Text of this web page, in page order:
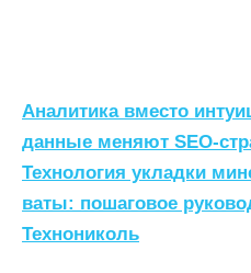
Н
а
в
и
Аналитика вместо
данные меняют SEO-
Технология укладки
ваты: пошаговое
Технониколь